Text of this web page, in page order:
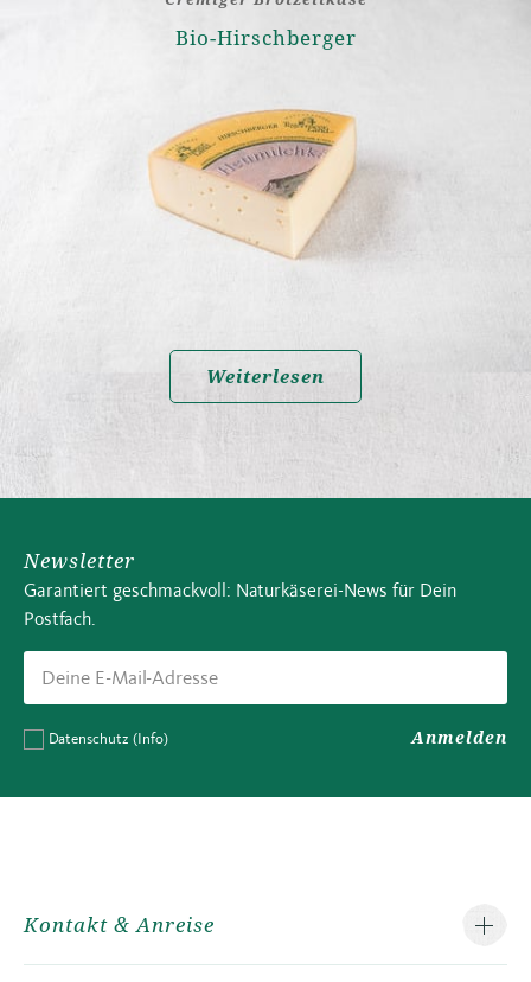
Bio-Hirschberger
Weiterlesen
Newsletter
Garantiert geschmackvoll: Naturkäserei-News für Dein
Postfach.
Datenschutz (Info) Anmelden
Kontakt & Anreise